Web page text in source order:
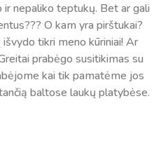
nepaliko teptukų. Bet ar gali
O kam yra pirštukai?
tikri meno kūriniai! Ar
prabėgo susitikimas su
kai tik pamatėme jos
baltose laukų platybėse.